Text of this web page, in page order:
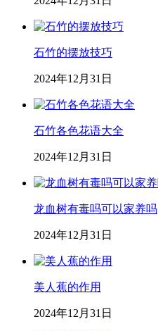
石竹的摆放技巧
2024年12月31日
石竹各色花语大全
2024年12月31日
龙血树有毒吗可以家养吗
2024年12月31日
美人蕉的作用
2024年12月31日